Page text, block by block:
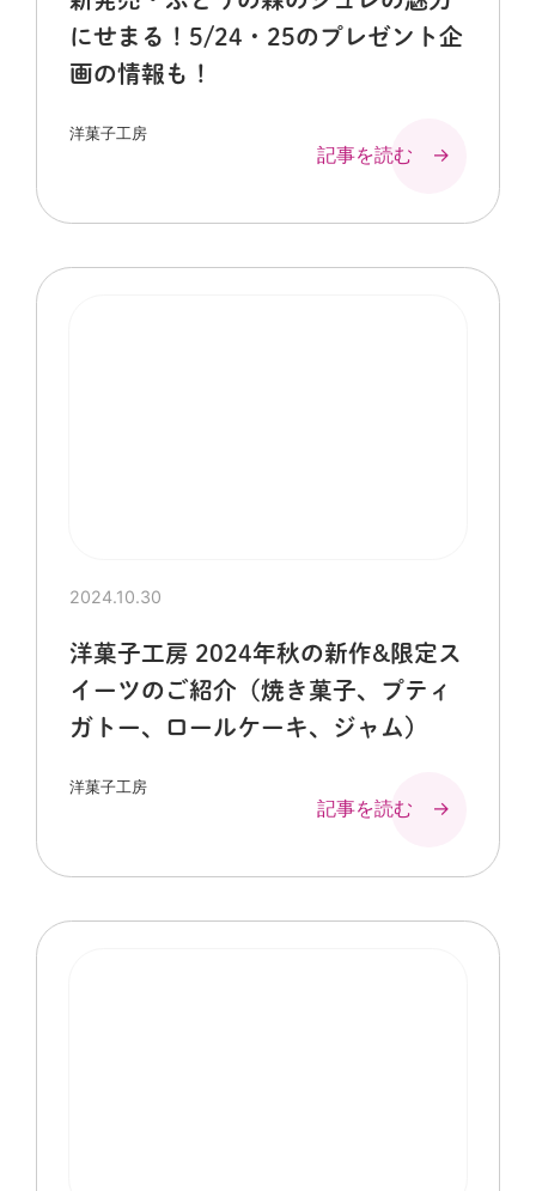
にせまる！5/24・25のプレゼント企
画の情報も！
洋菓子工房
記事を読む →
2024.10.30
洋菓子工房 2024年秋の新作&限定ス
イーツのご紹介（焼き菓子、プティ
ガトー、ロールケーキ、ジャム）
洋菓子工房
記事を読む →